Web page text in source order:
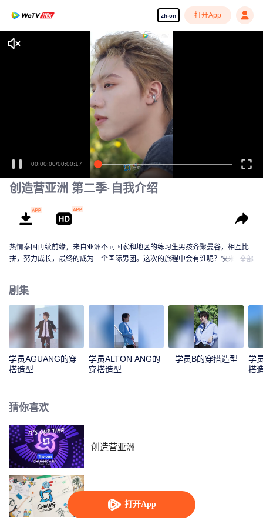
zh-cn 打开App
打开App
00:00:00/00:00:17
创造营亚洲 第二季·自我介绍
热情泰国再续前缘，来自亚洲不同国家和地区的练习生男孩齐聚曼谷，相互比
拼，努力成长，最终的成为一个国际男团。这次的旅程中会有谁呢？快来认识
全部
剧集
学员AGUANG的穿
搭造型
学员ALTON ANG的
穿搭造型
学员B的穿搭造型
学
搭
猜你喜欢
创造营亚洲